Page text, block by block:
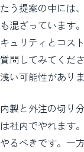
たう提案の中には
も混ざっています
キュリティとコス
質問してみてくだ
浅い可能性がありま
内製と外注の切り
は社内でやれます
やるべきです。一